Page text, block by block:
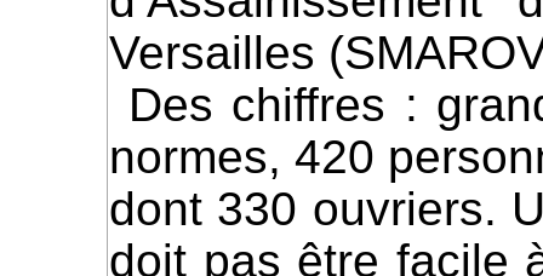
Versailles
Des chiffres : grand chantier de remise aux
normes, 420
dont 330 ouvriers.
doit pas être facile